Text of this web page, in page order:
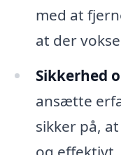
med at
at der
Sikkerhed
ansætte
sikker på,